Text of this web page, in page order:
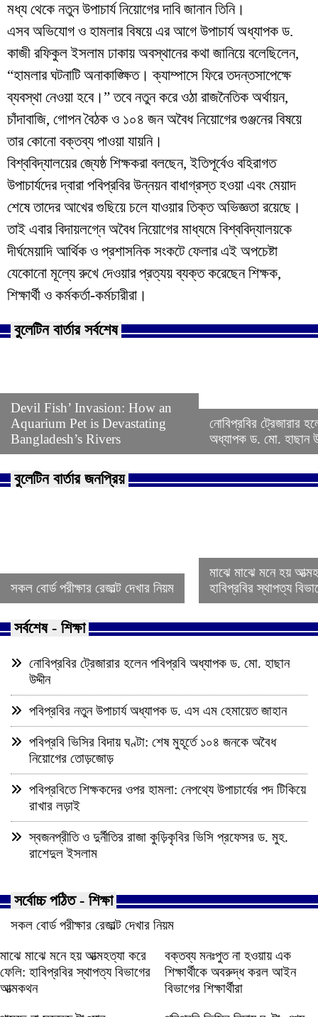
মধ্য থেকে নতুন উপাচার্য নিয়োগের দাবি জানান তিনি।
​এসব অভিযোগ ও হামলার বিষয়ে এর আগে উপাচার্য অধ্যাপক ড.
কাজী রফিকুল ইসলাম ঢাকায় অবস্থানের কথা জানিয়ে বলেছিলেন,
“হামলার ঘটনাটি অনাকাঙ্ক্ষিত। ক্যাম্পাসে ফিরে তদন্তসাপেক্ষে
ব্যবস্থা নেওয়া হবে।” তবে নতুন করে ওঠা রাজনৈতিক অর্থায়ন,
চাঁদাবাজি, গোপন বৈঠক ও ১০৪ জন অবৈধ নিয়োগের গুঞ্জনের বিষয়ে
তার কোনো বক্তব্য পাওয়া যায়নি।
​বিশ্ববিদ্যালয়ের জ্যেষ্ঠ শিক্ষকরা বলছেন, ইতিপূর্বেও বহিরাগত
উপাচার্যদের দ্বারা পবিপ্রবির উন্নয়ন বাধাগ্রস্ত হওয়া এবং মেয়াদ
শেষে তাদের আখের গুছিয়ে চলে যাওয়ার তিক্ত অভিজ্ঞতা রয়েছে।
তাই এবার বিদায়লগ্নে অবৈধ নিয়োগের মাধ্যমে বিশ্ববিদ্যালয়কে
দীর্ঘমেয়াদি আর্থিক ও প্রশাসনিক সংকটে ফেলার এই অপচেষ্টা
যেকোনো মূল্যে রুখে দেওয়ার প্রত্যয় ব্যক্ত করেছেন শিক্ষক,
শিক্ষার্থী ও কর্মকর্তা-কর্মচারীরা।
বুলেটিন বার্তার সর্বশেষ
Devil Fish’ Invasion: How an
Aquarium Pet is Devastating
Bangladesh’s Rivers
নোবিপ্রবির ট্রেজারার
অধ্যাপক ড. মো. হাছান
বুলেটিন বার্তার জনপ্রিয়
সকল বোর্ড পরীক্ষার রেজাল্ট দেখার নিয়ম
মাঝে মাঝে মনে হয়
হাবিপ্রবির স্থাপত্য
সর্বশেষ - শিক্ষা
নোবিপ্রবির ট্রেজারার হলেন পবিপ্রবি অধ্যাপক ড. মো. হাছান
উদ্দীন
পবিপ্রবির নতুন উপাচার্য অধ্যাপক ড. এস এম হেমায়েত জাহান
পবিপ্রবি ভিসির বিদায় ঘণ্টা: শেষ মুহূর্তে ১০৪ জনকে অবৈধ
নিয়োগের তোড়জোড়
পবিপ্রবিতে শিক্ষকদের ওপর হামলা: নেপথ্যে উপাচার্যের পদ টিকিয়ে
রাখার লড়াই
স্বজনপ্রীতি ও দুর্নীতির রাজা কুড়িকৃবির ভিসি প্রফেসর ড. মুহ.
রাশেদুল ইসলাম
সর্বোচ্চ পঠিত - শিক্ষা
সকল বোর্ড পরীক্ষার রেজাল্ট দেখার নিয়ম
মাঝে মাঝে মনে হয় আত্মহত্যা করে
ফেলি: হাবিপ্রবির স্থাপত্য বিভাগের
আত্মকথন
বক্তব্য মনঃপুত না হওয়ায় এক
শিক্ষার্থীকে অবরুদ্ধ করল আইন
বিভাগের শিক্ষার্থীরা